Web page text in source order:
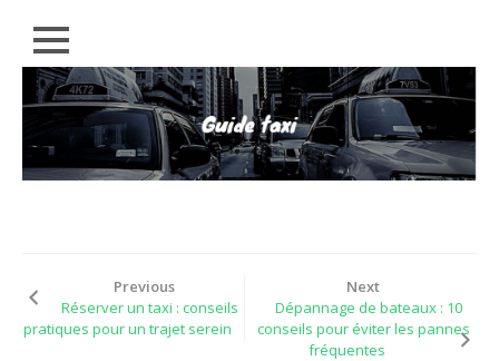
Close
RÉGIONS
CONSEILS
EMPLOIS
PARTENAIRES
Previous
Réserver un taxi : conseils
pratiques pour un trajet serein
Next
Dépannage de bateaux : 10
conseils pour éviter les pannes
fréquentes